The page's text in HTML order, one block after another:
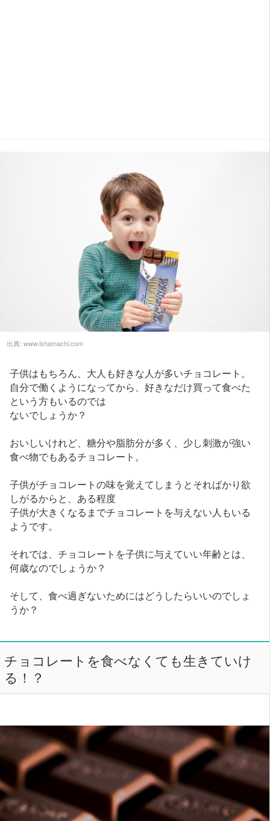
出典: www.ishamachi.com
子供はもちろん、大人も好きな人が多いチョコレート。
自分で働くようになってから、好きなだけ買って食べた
という方もいるのでは
ないでしょうか？
おいしいけれど、糖分や脂肪分が多く、少し刺激が強い
食べ物でもあるチョコレート。
子供がチョコレートの味を覚えてしまうとそればかり欲
しがるからと、ある程度
子供が大きくなるまでチョコレートを与えない人もいる
ようです。
それでは、チョコレートを子供に与えていい年齢とは、
何歳なのでしょうか？
そして、食べ過ぎないためにはどうしたらいいのでしょ
うか？
チョコレートを食べなくても生きていけ
る！？